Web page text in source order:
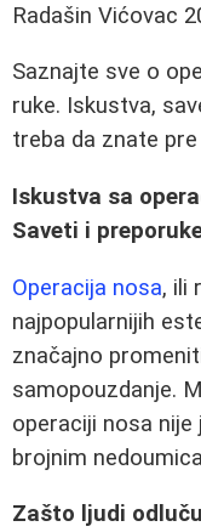
Radašin Vićovac
Saznajte sve o
ruke. Iskustva,
treba da znate
Iskustva sa
Saveti i
Operacija nosa, ili
najpopularnijih
značajno
samopouzdanje.
operaciji nosa
brojnim
Zašto ljudi